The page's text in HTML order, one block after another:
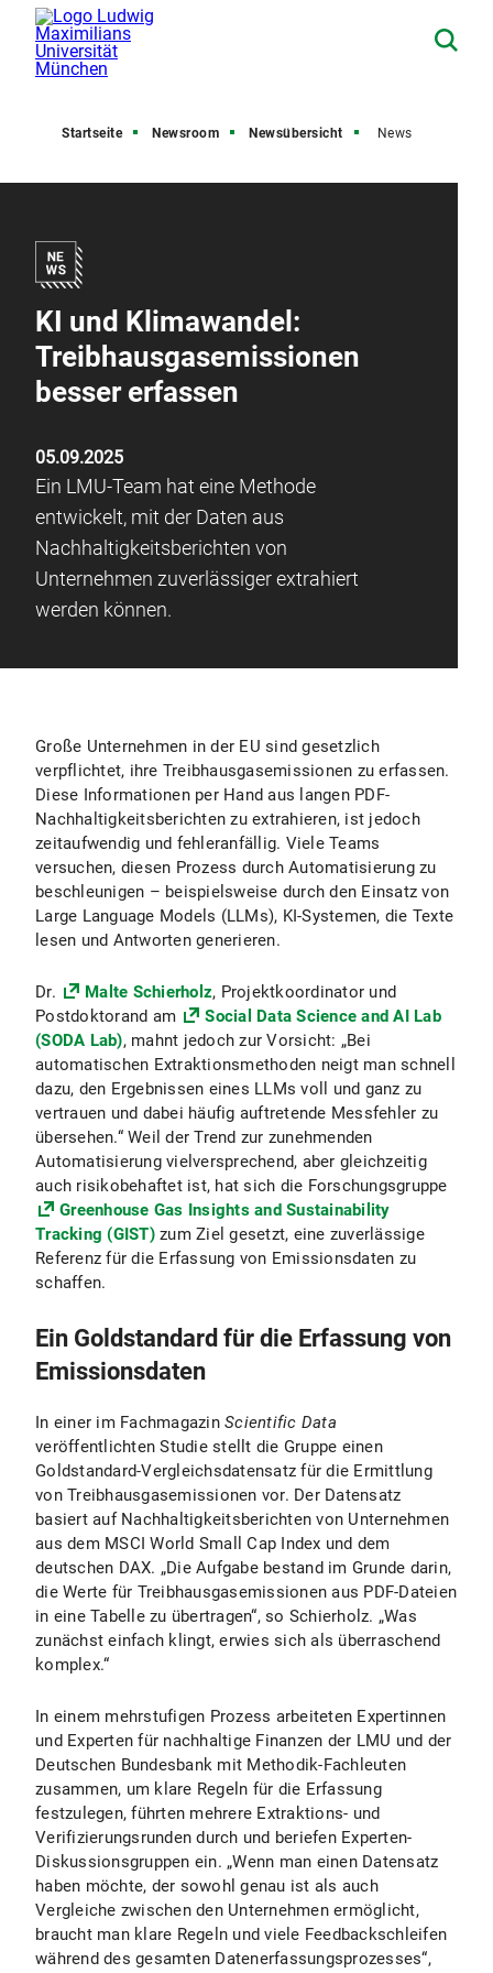
Startseite Newsroom Newsübersicht News
KI und Klimawandel:
Treibhausgasemissionen
besser erfassen
05.09.2025
Ein LMU-Team hat eine Methode
entwickelt, mit der Daten aus
Nachhaltigkeitsberichten von
Unternehmen zuverlässiger extrahiert
werden können.
Große Unternehmen in der EU sind gesetzlich
verpflichtet, ihre Treibhausgasemissionen zu erfassen.
Diese Informationen per Hand aus langen PDF-
Nachhaltigkeitsberichten zu extrahieren, ist jedoch
zeitaufwendig und fehleranfällig. Viele Teams
versuchen, diesen Prozess durch Automatisierung zu
beschleunigen – beispielsweise durch den Einsatz von
Large Language Models (LLMs), KI-Systemen, die Texte
lesen und Antworten generieren.
Dr. Malte Schierholz, Projektkoordinator und
Postdoktorand am
Social Data Science and AI Lab
(SODA Lab), mahnt jedoch zur Vorsicht: „Bei
automatischen Extraktionsmethoden neigt man schnell
dazu, den Ergebnissen eines LLMs voll und ganz zu
vertrauen und dabei häufig auftretende Messfehler zu
übersehen.“ Weil der Trend zur zunehmenden
Automatisierung vielversprechend, aber gleichzeitig
auch risikobehaftet ist, hat sich die Forschungsgruppe
Greenhouse Gas Insights and Sustainability
Tracking (GIST)zum Ziel gesetzt, eine zuverlässige
Referenz für die Erfassung von Emissionsdaten zu
schaffen.
Ein Goldstandard für die Erfassung von
Emissionsdaten
In einer im Fachmagazin Scientific Data
veröffentlichten Studie stellt die Gruppe einen
Goldstandard-Vergleichsdatensatz für die Ermittlung
von Treibhausgasemissionen vor. Der Datensatz
basiert auf Nachhaltigkeitsberichten von Unternehmen
aus dem MSCI World Small Cap Index und dem
deutschen DAX. „Die Aufgabe bestand im Grunde darin,
die Werte für Treibhausgasemissionen aus PDF-Dateien
in eine Tabelle zu übertragen“, so Schierholz. „Was
zunächst einfach klingt, erwies sich als überraschend
komplex.“
In einem mehrstufigen Prozess arbeiteten Expertinnen
und Experten für nachhaltige Finanzen der LMU und der
Deutschen Bundesbank mit Methodik-Fachleuten
zusammen, um klare Regeln für die Erfassung
festzulegen, führten mehrere Extraktions- und
Verifizierungsrunden durch und beriefen Experten-
Diskussionsgruppen ein. „Wenn man einen Datensatz
haben möchte, der sowohl genau ist als auch
Vergleiche zwischen den Unternehmen ermöglicht,
braucht man klare Regeln und viele Feedbackschleifen
während des gesamten Datenerfassungsprozesses“,